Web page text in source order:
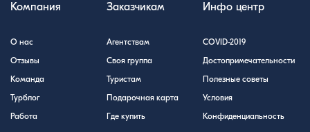
Компания
О нас
Отзывы
Команда
Турблог
Работа
Заказчикам
Агентствам
Своя группа
Туристам
Подарочная карта
Где купить
Инфо центр
COVID-2019
Достопримечательности
Полезные советы
Условия
Конфиденциальность